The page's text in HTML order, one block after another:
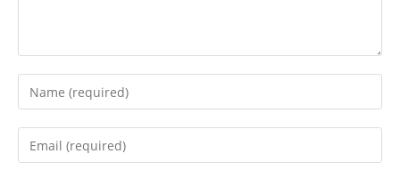
Enter
your
name
Enter
your